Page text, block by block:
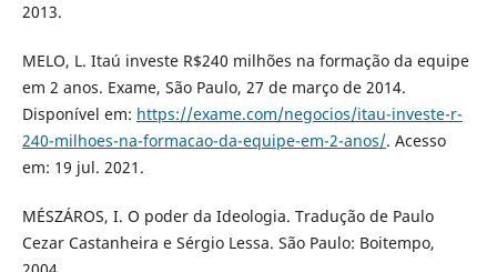
2013.
MELO, L. Itaú investe R$240 milhões na formação da equipe
em 2 anos. Exame, São Paulo, 27 de março de 2014.
Disponível em: https://exame.com/negocios/itau-investe-r-
240-milhoes-na-formacao-da-equipe-em-2-anos/. Acesso
em: 19 jul. 2021.
MÉSZÁROS, I. O poder da Ideologia. Tradução de Paulo
Cezar Castanheira e Sérgio Lessa. São Paulo: Boitempo,